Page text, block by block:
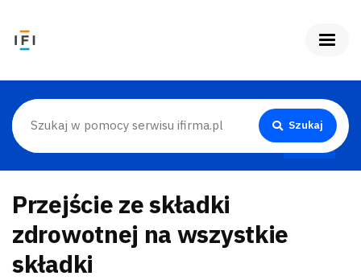
Szukaj
Przejście ze składki
zdrowotnej na wszystkie
składki